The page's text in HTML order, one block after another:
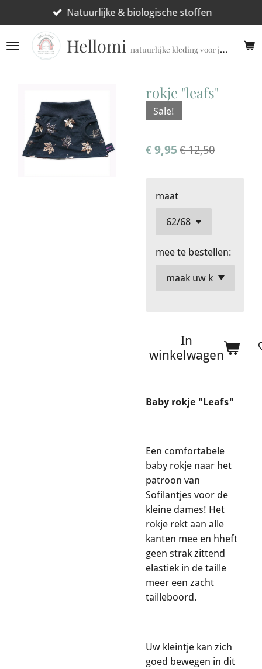
direct
naar
Hellomi natuurlijke kleding voor jouw prematuur!
Natuurlijke & biologische stoffen
rokje "leafs"
Sale!
€ 9,95 € 12,50
maat
mee te bestellen:
In
winkelwagen
Baby rokje "Leafs"
Een comfortabele
baby rokje naar het
patroon van
Sofilantjes voor de
kleine dames! Het
rokje rekt aan alle
kanten mee en hheft
geen strak zittend
elastiek in de taille
meer een zacht
tailleboord.
Uw kleintje kan zich
goed bewegen in dit